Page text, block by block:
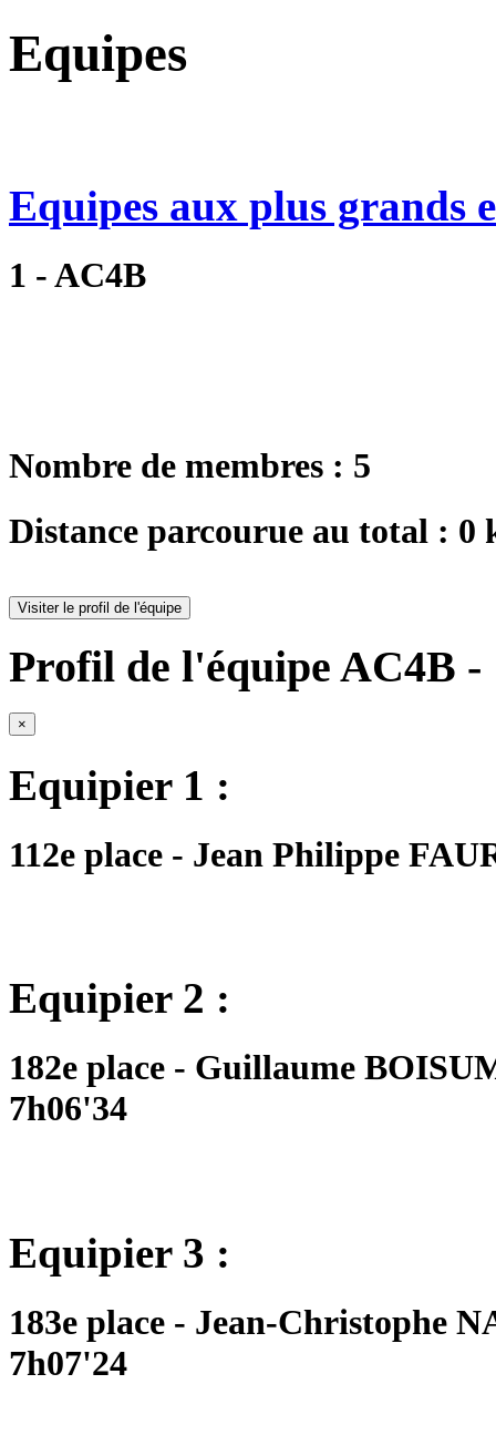
Equipes
Equipes aux plus grands
1 - AC4B
Nombre de membres : 5
Distance parcourue au total : 0
Visiter le profil de l'équipe
Profil de l'équipe AC4B -
×
Equipier 1 :
112e place - Jean Philippe
Equipier 2 :
182e place - Guillaume
7h06'34
Equipier 3 :
183e place - Jean-Christophe
7h07'24